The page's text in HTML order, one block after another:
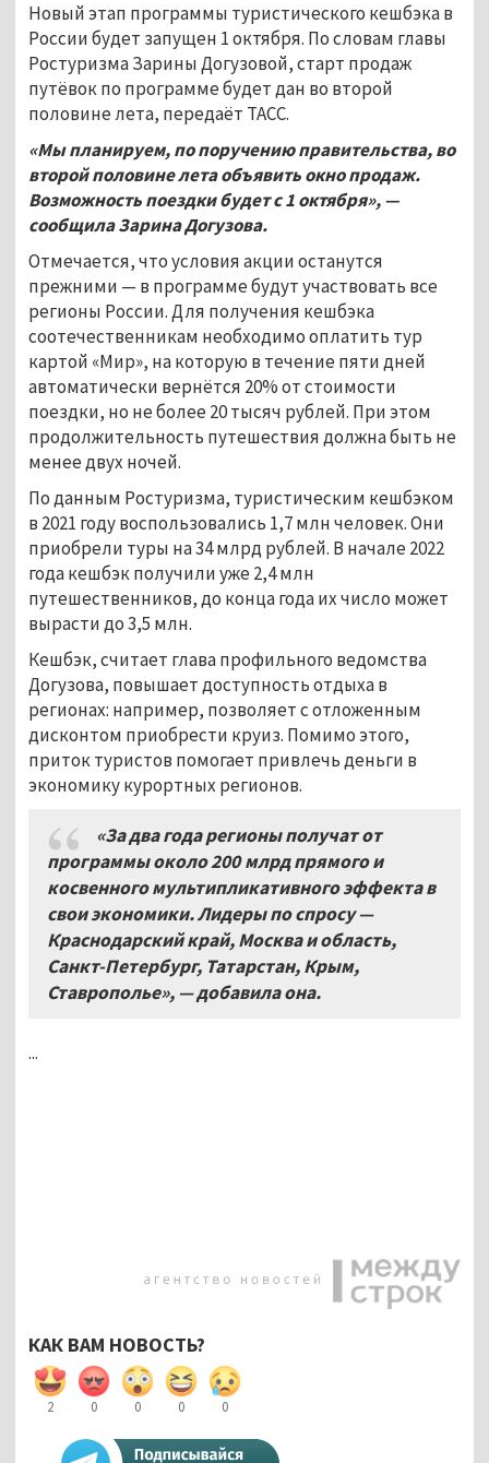
Новый этап программы туристического кешбэка в
России будет запущен 1 октября. По словам главы
Ростуризма Зарины Догузовой, старт продаж
путёвок по программе будет дан во второй
половине лета, передаёт ТАСС.
«Мы планируем, по поручению правительства, во
второй половине лета объявить окно продаж.
Возможность поездки будет с 1октября», —
сообщила Зарина Догузова.
Отмечается, что условия акции останутся
прежними — в программе будут участвовать все
регионы России. Для получения кешбэка
соотечественникам необходимо оплатить тур
картой «Мир», на которую в течение пяти дней
автоматически вернётся 20% от стоимости
поездки, но не более 20 тысяч рублей. При этом
продолжительность путешествия должна быть не
менее двух ночей.
По данным Ростуризма, туристическим кешбэком
в 2021 году воспользовались 1,7 млн человек. Они
приобрели туры на 34 млрд рублей. В начале 2022
года кешбэк получили уже 2,4 млн
путешественников, до конца года их число может
вырасти до 3,5 млн.
Кешбэк, считает глава профильного ведомства
Догузова, повышает доступность отдыха в
регионах: например, позволяет с отложенным
дисконтом приобрести круиз. Помимо этого,
приток туристов помогает привлечь деньги в
экономику курортных регионов.
«За два года регионы получат от
программы около 200 млрд прямого и
косвенного мультипликативного эффекта в
свои экономики. Лидеры по спросу —
Краснодарский край, Москва и область,
Санкт-Петербург, Татарстан, Крым,
Ставрополье», — добавила она.
...
КАК ВАМ НОВОСТЬ?
2 0 0 0 0